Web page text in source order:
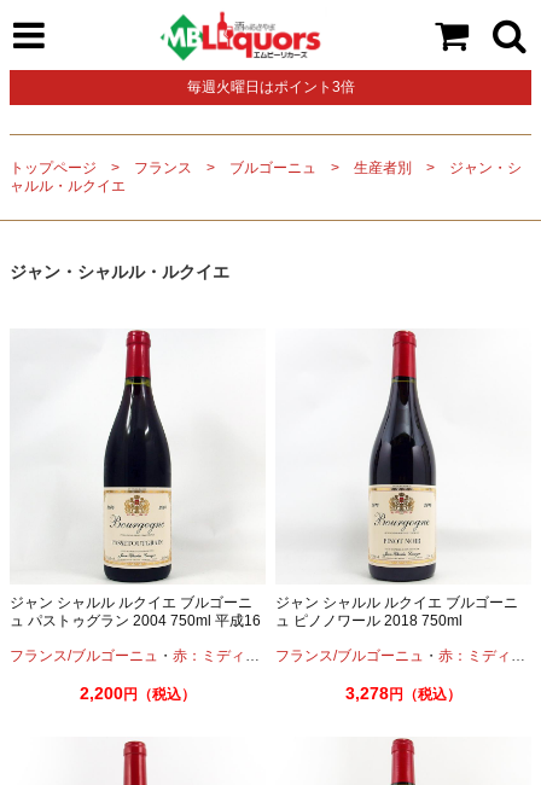
毎週火曜日はポイント3倍
トップページ フランス ブルゴーニュ 生産者別
ジャン・シ
ャルル・ルクイエ
ジャン・シャルル・ルクイエ
ジャン シャルル ルクイエ ブルゴーニ
ュ パストゥグラン 2004 750ml 平成16
フランス/ブルゴーニュ ・ 赤：ミディアムボディ ・ピノノワール
2,200円（税込）
ジャン シャルル ルクイエ ブルゴーニ
ュ ピノノワール 2018 750ml
フランス/ブルゴーニュ ・赤：ミディアムボディ
3,278円（税込）